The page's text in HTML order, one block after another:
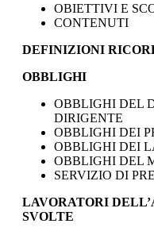
OBIETTIVI E
CONTENUTI
DEFINIZIONI
OBBLIGHI
OBBLIGHI DEL
DIRIGENTE
OBBLIGHI DEI
OBBLIGHI DEI
OBBLIGHI DEL
SERVIZIO DI
LAVORATORI
SVOLTE